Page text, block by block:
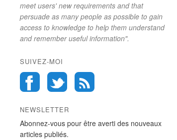
meet users' new requirements and that
persuade as many people as possible to gain
access to knowledge to help them understand
and remember useful information".
SUIVEZ-MOI
NEWSLETTER
Abonnez-vous pour être averti des nouveaux
articles publiés.